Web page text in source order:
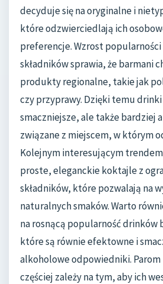
decyduje się na oryginalne i
które odzwierciedlają ich
preferencje. Wzrost
składników sprawia, że barmani
produkty regionalne, takie jak
czy przyprawy. Dzięki temu
smaczniejsze, ale także bardziej
związane z miejscem, w którym
Kolejnym interesującym
proste, eleganckie koktajle z
składników, które pozwalają na
naturalnych smaków. Warto
na rosnącą popularność drinków
które są równie efektowne i
alkoholowe odpowiedniki. Parom
częściej zależy na tym, aby ich